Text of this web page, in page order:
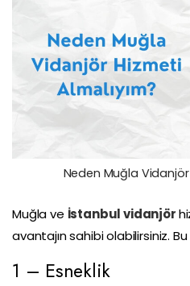
Neden Muğla Vidanjör
Muğla ve İstanbul vidanjör
avantajın sahibi olabilirsiniz.
1 – Esneklik